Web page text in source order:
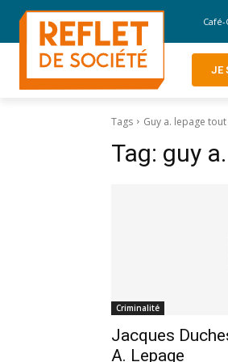
JE
Tags Guy a. lepage
Tag: guy
Criminalité
Jacques
A. Lepage